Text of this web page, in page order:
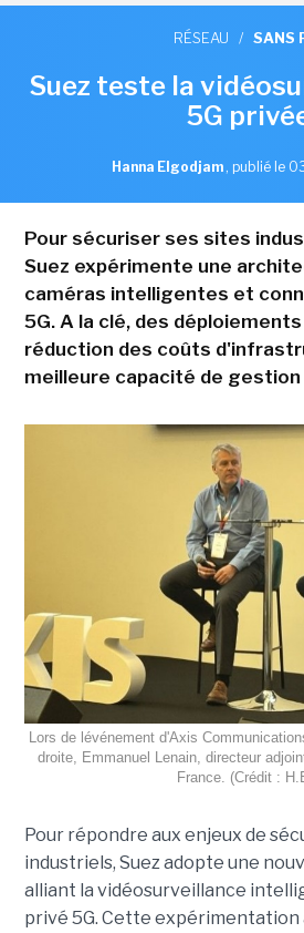
RÉSEAU / SANS
Suez teste la
5G
Hanna Elgodjam , publié le
Pour sécuriser ses sites
Suez expérimente une
caméras intelligentes et
5G. A la clé, des
réduction des coûts
meilleure capacité de gestion
Lors de lévénement d'Axis
droite, Emmanuel Lenain, directeur
France. (Crédit :
Pour répondre aux enjeux de
industriels, Suez adopte une
alliant la vidéosurveillance
privé 5G. Cette